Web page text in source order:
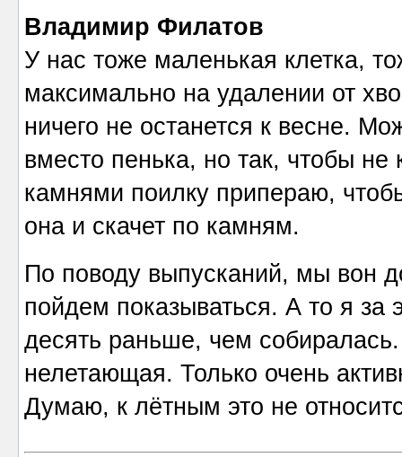
Владимир Филатов
У нас тоже маленькая клетка,
максимально на удалении от
ничего не останется к весне.
вместо пенька, но так, чтобы
камнями поилку припераю,
она и скачет по камням.
По поводу выпусканий, мы вон
пойдем показываться. А то я за
десять раньше, чем
нелетающая. Только очень
Думаю, к лётным это не